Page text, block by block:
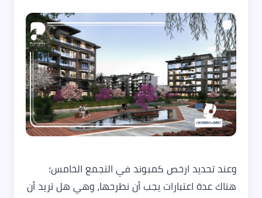
وعند تحديد ارخص كمبوند في التجمع الخامس؛
هناك عدة اعتبارات يجب أن نطرحها، وهي هل تريد أن